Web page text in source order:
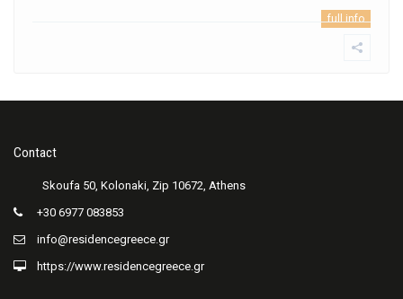
full info
Contact
+30 6977 083853
info@residencegreece.gr
https://www.residencegreece.gr